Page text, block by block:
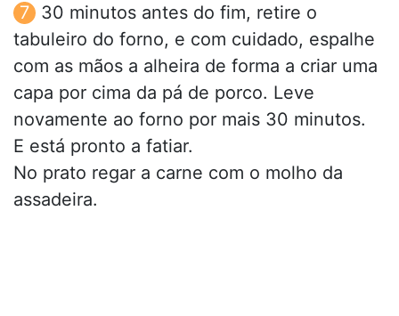
30 minutos antes do fim, retire o
tabuleiro do forno, e com cuidado, espalhe
com as mãos a alheira de forma a criar uma
capa por cima da pá de porco. Leve
novamente ao forno por mais 30 minutos.
E está pronto a fatiar.
No prato regar a carne com o molho da
assadeira.